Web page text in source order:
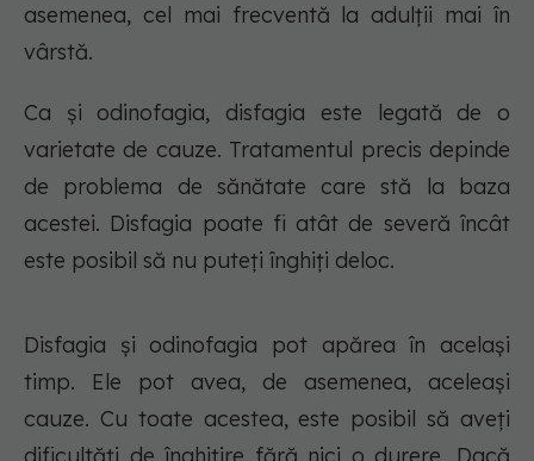
asemenea, cel mai frecventă la adulții mai în
vârstă.
Ca și odinofagia, disfagia este legată de o
varietate de cauze. Tratamentul precis depinde
de problema de sănătate care stă la baza
acestei. Disfagia poate fi atât de severă încât
este posibil să nu puteți înghiți deloc.
Disfagia și odinofagia pot apărea în același
timp. Ele pot avea, de asemenea, aceleași
cauze. Cu toate acestea, este posibil să aveți